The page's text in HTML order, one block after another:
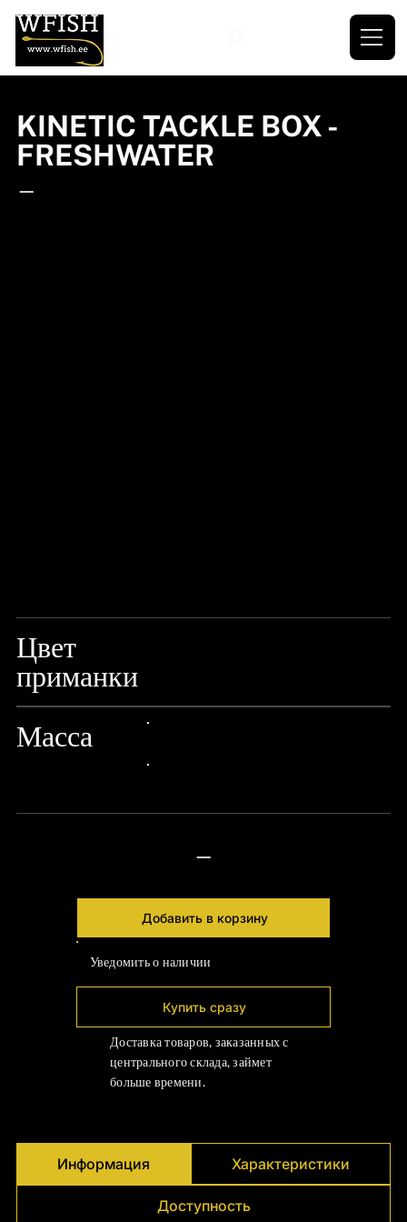
Цвет
приманки
Масса
—
Добавить в корзину
Уведомить о наличии
Купить сразу
Доставка товаров, заказанных с
центрального склада, займет
больше времени.
Информация Характеристики
Доступность
KINETIC TACKLE BOX -
FRESHWATER
—